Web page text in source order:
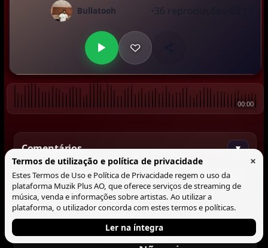
Bullatooh 36 reproduções
00:00
Comentários ▼
Comentar
Tocando agora
Termos de utilização e política de privacidade ×
Estes Termos de Uso e Política de Privacidade regem o uso da
plataforma Muzik Plus AO, que oferece serviços de streaming de
música, venda e informações sobre artistas. Ao utilizar a
plataforma, o utilizador concorda com estes termos e políticas.
Ler na íntegra